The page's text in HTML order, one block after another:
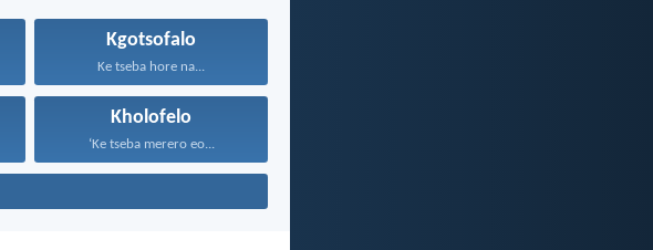
Kgotsofalo
Ke tseba hore na...
Kholofelo
‘Ke tseba merero eo...